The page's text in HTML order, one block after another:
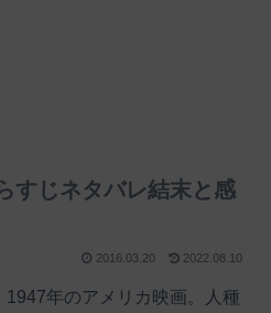
すじネタバレ結末と感
2016.03.20 2022.08.10
年のアメリカ映画。人種